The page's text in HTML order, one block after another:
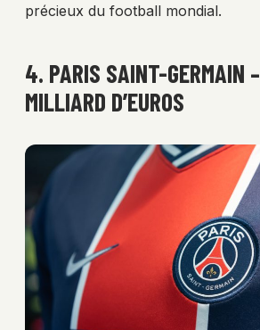
précieux du football mondial.
4. PARIS SAINT-GERMAIN
MILLIARD D’EUROS